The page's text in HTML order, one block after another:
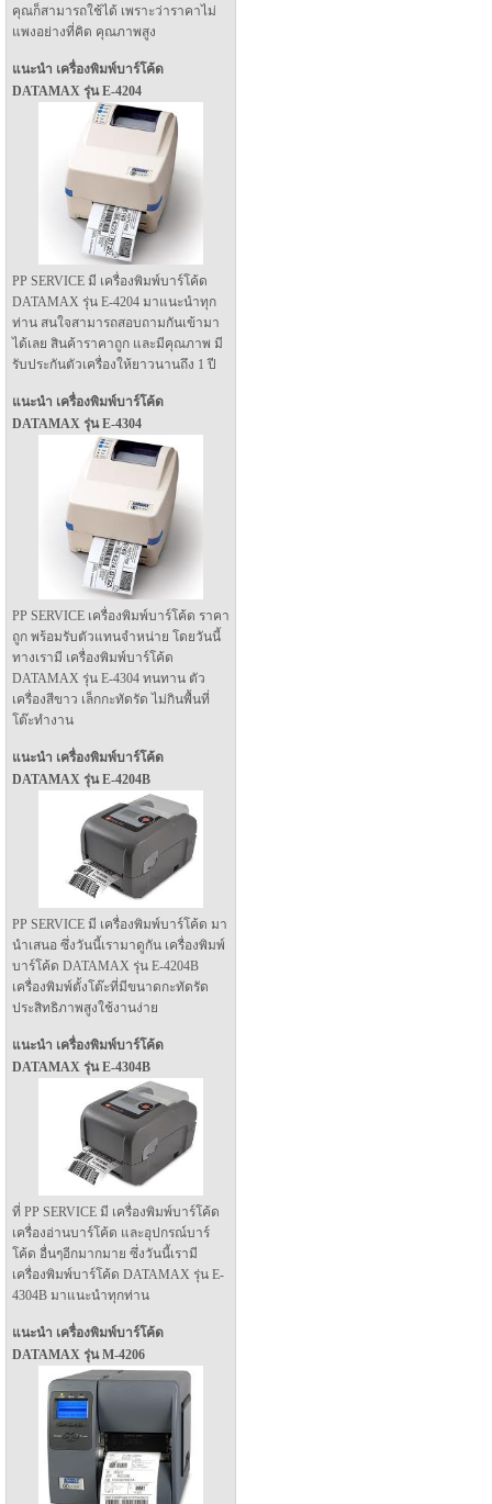
คุณก็สามารถใช้ได้ เพราะว่าราคาไม่
แพงอย่างที่คิด คุณภาพสูง
แนะนำ เครื่องพิมพ์บาร์โค้ด
DATAMAX รุ่น E-4204
PP SERVICE มี เครื่องพิมพ์บาร์โค้ด
DATAMAX รุ่น E-4204 มาแนะนำทุก
ท่าน สนใจสามารถสอบถามกันเข้ามา
ได้เลย สินค้าราคาถูก และมีคุณภาพ มี
รับประกันตัวเครื่องให้ยาวนานถึง 1 ปี
แนะนำ เครื่องพิมพ์บาร์โค้ด
DATAMAX รุ่น E-4304
PP SERVICE เครื่องพิมพ์บาร์โค้ด ราคา
ถูก พร้อมรับตัวแทนจำหน่าย โดยวันนี้
ทางเรามี เครื่องพิมพ์บาร์โค้ด
DATAMAX รุ่น E-4304 ทนทาน ตัว
เครื่องสีขาว เล็กกะทัดรัด ไม่กินพื้นที่
โต๊ะทำงาน
แนะนำ เครื่องพิมพ์บาร์โค้ด
DATAMAX รุ่น E-4204B
PP SERVICE มี เครื่องพิมพ์บาร์โค้ด มา
นำเสนอ ซึ่งวันนี้เรามาดูกัน เครื่องพิมพ์
บาร์โค้ด DATAMAX รุ่น E-4204B
เครื่องพิมพ์ตั้งโต๊ะที่มีขนาดกะทัดรัด
ประสิทธิภาพสูงใช้งานง่าย
แนะนำ เครื่องพิมพ์บาร์โค้ด
DATAMAX รุ่น E-4304B
ที่ PP SERVICE มี เครื่องพิมพ์บาร์โค้ด
เครื่องอ่านบาร์โค้ด และอุปกรณ์บาร์
โค้ด อื่นๆอีกมากมาย ซึ่งวันนี้เรามี
เครื่องพิมพ์บาร์โค้ด DATAMAX รุ่น E-
4304B มาแนะนำทุกท่าน
แนะนำ เครื่องพิมพ์บาร์โค้ด
DATAMAX รุ่น M-4206